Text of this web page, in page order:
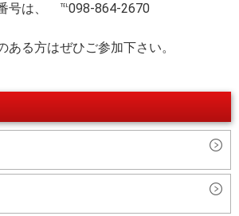
号は、 ℡098-864-2670
ある方はぜひご参加下さい。